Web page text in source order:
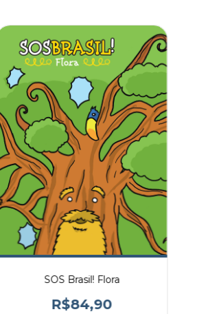
SOS Brasil! Flora
R$84,90